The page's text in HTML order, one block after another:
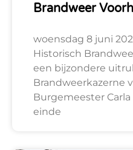
Brandweer
woensdag 8 juni
Historisch
een bijzondere
Brandweerkazerne
Burgemeester
einde